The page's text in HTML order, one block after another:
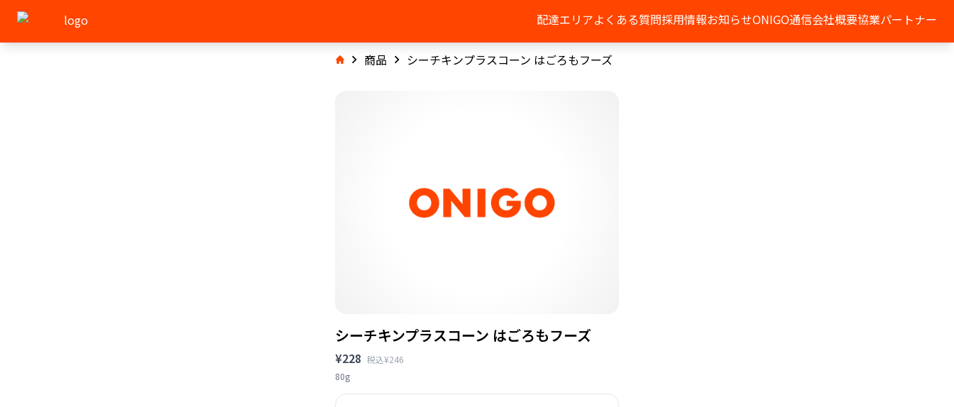
配達エリアよくある質問採用情報お知らせONIGO通信会社概要協業パートナー
商品 シーチキンプラスコーン はごろもフーズ
シーチキンプラスコーン はごろもフーズ
¥228 税込¥246
80g